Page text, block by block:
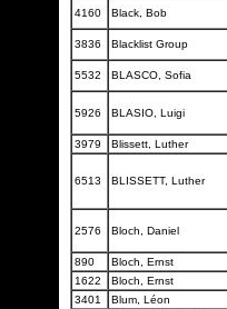
4160 Black, Bob
3836 Blacklist Group
5532 BLASCO, Sofia
5926 BLASIO, Luigi
3979 Blissett, Luther
6513 BLISSETT, Luther
2576 Bloch, Daniel
890 Bloch, Ernst
1622
Bloch, Ernst
3401
Blum, Léon